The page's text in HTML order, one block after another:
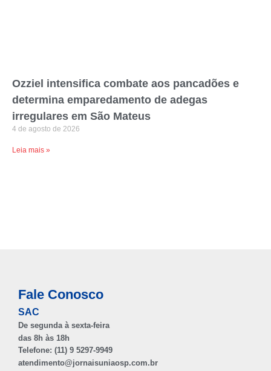
Ozziel intensifica combate aos pancadões e
determina emparedamento de adegas
irregulares em São Mateus
4 de agosto de 2026
Leia mais »
Fale Conosco
SAC
De segunda à sexta-feira
das 8h às 18h
Telefone: (11) 9 5297-9949
atendimento@jornaisuniaosp.com.br